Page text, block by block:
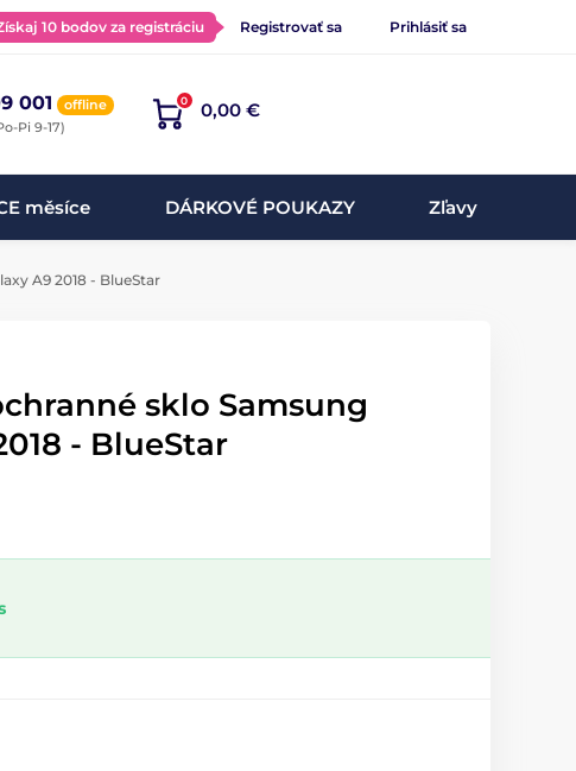
10 bodov za registráciu Registrovať sa Prihlásiť sa
001 offline
Pi 9-17)
0 0,00 €
měsíce DÁRKOVÉ POUKAZY Zľavy
A9 2018 - BlueStar
sklo Samsung
- BlueStar